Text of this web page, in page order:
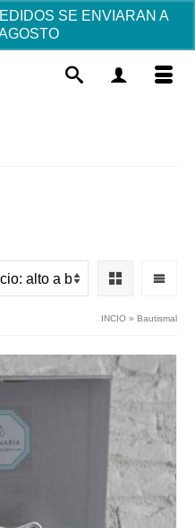
SE ENVIARAN A
INCIO » Bautismal
invitados
+ AÑADIR